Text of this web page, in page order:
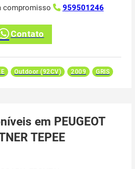
compromisso
959501246
Contato
Outdoor (92CV) 2009 GRIS
em PEUGEOT
TEPEE